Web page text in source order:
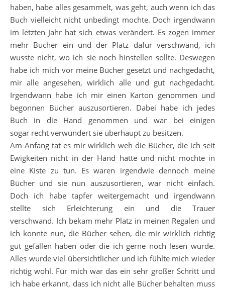
haben, habe alles gesammelt, was geht, auch wenn ich das
Buch vielleicht nicht unbedingt mochte. Doch irgendwann
im letzten Jahr hat sich etwas verändert. Es zogen immer
mehr Bücher ein und der Platz dafür verschwand, ich
wusste nicht, wo ich sie noch hinstellen sollte. Deswegen
habe ich mich vor meine Bücher gesetzt und nachgedacht,
mir alle angesehen, wirklich alle und gut nachgedacht.
Irgendwann habe ich mir einen Karton genommen und
begonnen Bücher auszusortieren. Dabei habe ich jedes
Buch in die Hand genommen und war bei einigen
sogar recht verwundert sie überhaupt zu besitzen.
Am Anfang tat es mir wirklich weh die Bücher, die ich seit
Ewigkeiten nicht in der Hand hatte und nicht mochte in
eine Kiste zu tun. Es waren irgendwie dennoch meine
Bücher und sie nun auszusortieren, war nicht einfach.
Doch ich habe tapfer weitergemacht und irgendwann
stellte sich Erleichterung ein und die Trauer
verschwand. Ich bekam mehr Platz in meinen Regalen und
ich konnte nun, die Bücher sehen, die mir wirklich richtig
gut gefallen haben oder die ich gerne noch lesen würde.
Alles wurde viel übersichtlicher und ich fühlte mich wieder
richtig wohl. Für mich war das ein sehr großer Schritt und
ich habe erkannt, dass ich nicht alle Bücher behalten muss